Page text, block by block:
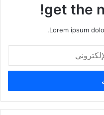
get the
Lorem ipsum